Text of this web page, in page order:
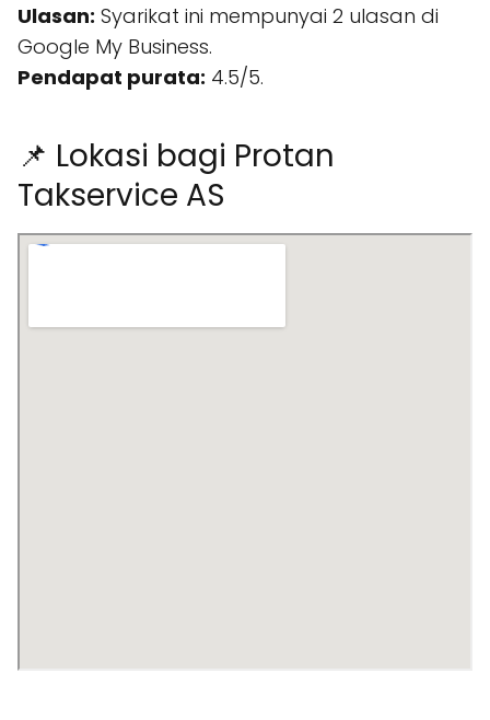
Ulasan: Syarikat ini mempunyai 2 ulasan di
Google My Business.
Pendapat purata: 4.5/5.
📌 Lokasi bagi Protan
Takservice AS